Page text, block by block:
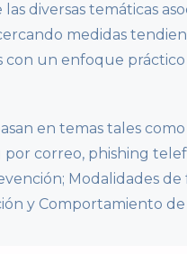
diversas temáticas
medidas
con un enfoque
en temas tales
correo, phishing
Modalidades
y Comportamiento